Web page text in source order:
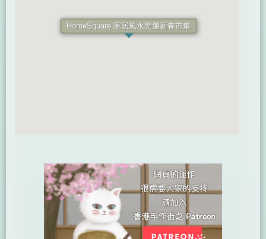
HomeSquare 家居風水開運新春市集